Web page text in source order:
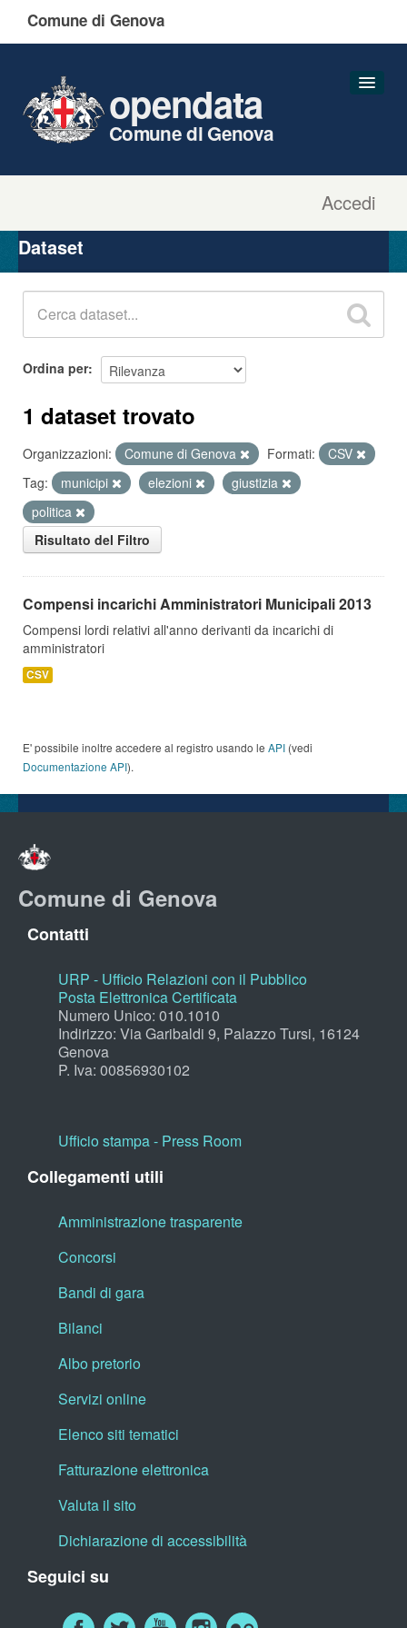
Comune di Genova
Accedi
opendata
Comune di Genova
Organizzazioni
Gruppi
Dataset
Ordina per
1 dataset trovato
Organizzazioni: Comune di Genova Formati:
CSV
Tag:
municipi elezioni
giustizia
politica
Risultato del Filtro
Compensi incarichi Amministratori Municipali 2013
Compensi lordi relativi all'anno derivanti da incarichi di
amministratori
CSV
E' possibile inoltre accedere al registro usando le API (vedi
Documentazione API).
Comune di Genova
Contatti
URP - Ufficio Relazioni con il Pubblico
Posta Elettronica Certificata
Numero Unico: 010.1010
Indirizzo: Via Garibaldi 9, Palazzo Tursi, 16124
Genova
P. Iva: 00856930102
Ufficio stampa - Press Room
Collegamenti utili
Amministrazione trasparente
Concorsi
Bandi di gara
Bilanci
Albo pretorio
Servizi online
Elenco siti tematici
Fatturazione elettronica
Valuta il sito
Dichiarazione di accessibilità
Seguici su